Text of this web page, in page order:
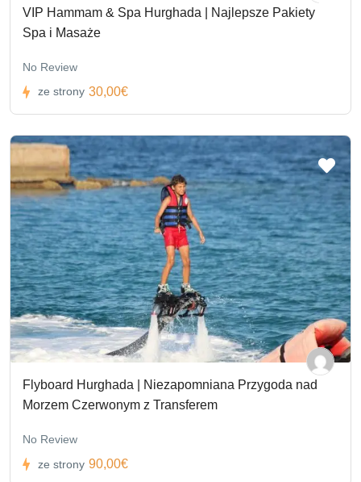
VIP Hammam & Spa Hurghada | Najlepsze Pakiety
Spa i Masaże
No Review
ze strony 30,00€
Flyboard Hurghada | Niezapomniana Przygoda nad
Morzem Czerwonym z Transferem
No Review
ze strony 90,00€